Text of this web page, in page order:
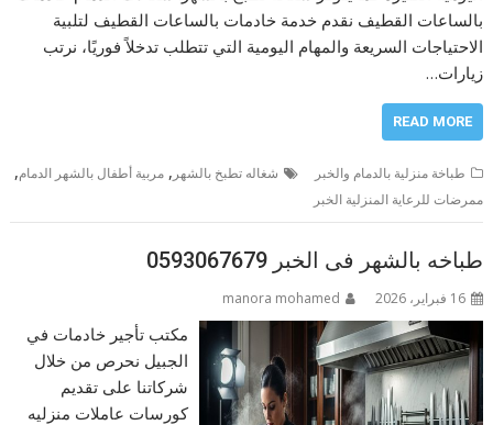
بالساعات القطيف نقدم خدمة خادمات بالساعات القطيف لتلبية
الاحتياجات السريعة والمهام اليومية التي تتطلب تدخلاً فوريًا، نرتب
زيارات…
READ MORE
طباخة منزلية بالدمام والخبر شغاله تطبخ بالشهر ,مربية أطفال بالشهر الدمام,
ممرضات للرعاية المنزلية الخبر
طباخه بالشهر فى الخبر 0593067679
16 فبراير، 2026 manora mohamed
مكتب تأجير خادمات في
الجبيل نحرص من خلال
شركاتنا على تقديم
كورسات عاملات منزليه